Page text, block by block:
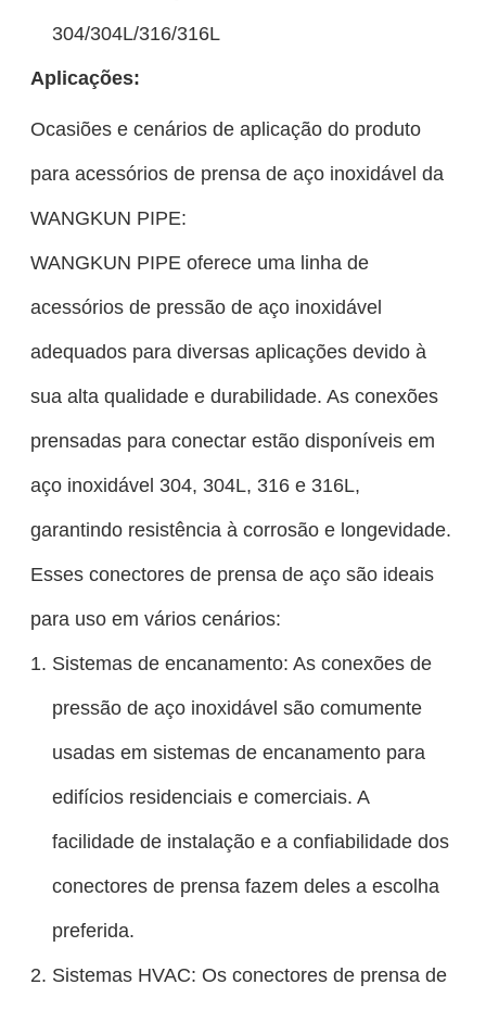
304/304L/316/316L
Aplicações:
Ocasiões e cenários de aplicação do produto
para acessórios de prensa de aço inoxidável da
WANGKUN PIPE:
WANGKUN PIPE oferece uma linha de
acessórios de pressão de aço inoxidável
adequados para diversas aplicações devido à
sua alta qualidade e durabilidade. As conexões
prensadas para conectar estão disponíveis em
aço inoxidável 304, 304L, 316 e 316L,
garantindo resistência à corrosão e longevidade.
Esses conectores de prensa de aço são ideais
para uso em vários cenários:
Sistemas de encanamento: As conexões de
pressão de aço inoxidável são comumente
usadas em sistemas de encanamento para
edifícios residenciais e comerciais. A
facilidade de instalação e a confiabilidade dos
conectores de prensa fazem deles a escolha
preferida.
Sistemas HVAC: Os conectores de prensa de